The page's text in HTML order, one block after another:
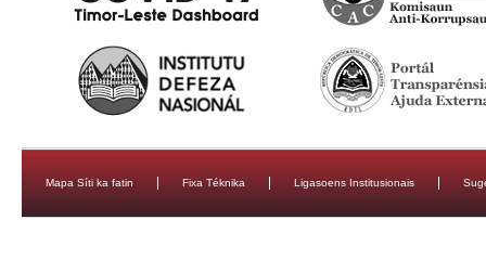
Mapa Síti ka fatin Fixa Téknika Ligasoens Institusionais